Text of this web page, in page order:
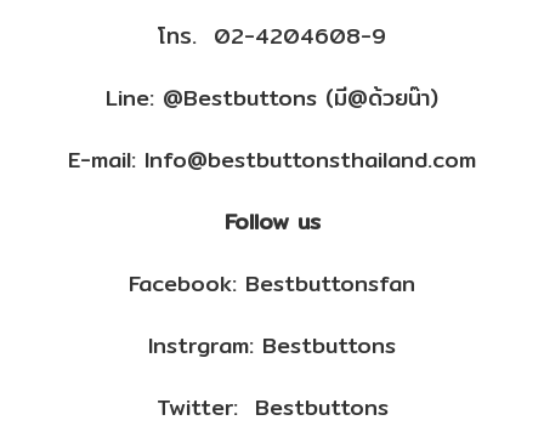
โทร. 02-4204608-9
Line: @Bestbuttons (มี@ด้วยน๊า)
E-mail: Info@bestbuttonsthailand.com
Follow us
Facebook: Bestbuttonsfan
Instrgram: Bestbuttons
Twitter: Bestbuttons